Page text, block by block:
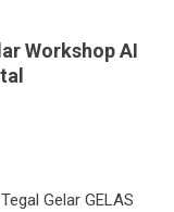
Workshop AI
Gelar GELAS